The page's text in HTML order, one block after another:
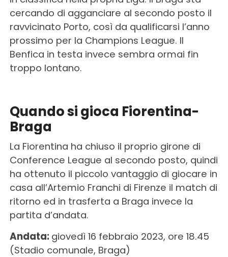
cercando di agganciare al secondo posto il
ravvicinato Porto, così da qualificarsi l’anno
prossimo per la Champions League. Il
Benfica in testa invece sembra ormai fin
troppo lontano.
Quando si gioca Fiorentina-
Braga
La Fiorentina ha chiuso il proprio girone di
Conference League al secondo posto, quindi
ha ottenuto il piccolo vantaggio di giocare in
casa all’Artemio Franchi di Firenze il match di
ritorno ed in trasferta a Braga invece la
partita d’andata.
Andata: giovedì 16 febbraio 2023, ore 18.45
(Stadio comunale, Braga)